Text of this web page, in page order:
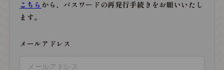
こちら から、パスワードの再発行手続きをお願いいたし
ます。
メールアドレス